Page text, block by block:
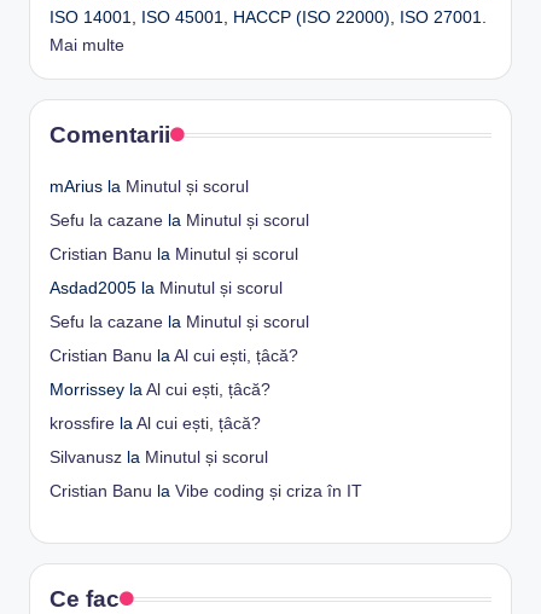
ISO 14001, ISO 45001, HACCP (ISO 22000), ISO 27001.
Mai multe
Comentarii
mArius la Minutul și scorul
Sefu la cazane la Minutul și scorul
Cristian Banu la Minutul și scorul
Asdad2005 la Minutul și scorul
Sefu la cazane la Minutul și scorul
Cristian Banu la Al cui ești, țâcă?
Morrissey la Al cui ești, țâcă?
krossfire la Al cui ești, țâcă?
Silvanusz la Minutul și scorul
Cristian Banu la Vibe coding și criza în IT
Ce fac